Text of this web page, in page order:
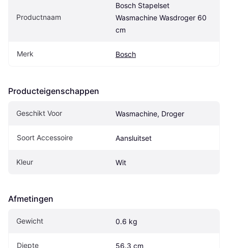
Productnaam
Bosch Stapelset
Wasmachine Wasdroger 60
cm
Merk Bosch
Producteigenschappen
Geschikt Voor Wasmachine, Droger
Soort Accessoire Aansluitset
Kleur Wit
Afmetingen
Gewicht 0.6 kg
Diepte 56.3 cm